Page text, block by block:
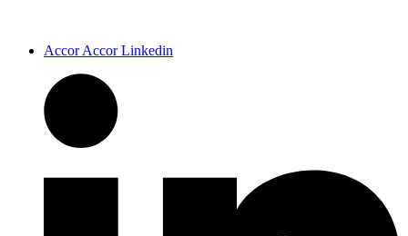
Accor Accor Linkedin